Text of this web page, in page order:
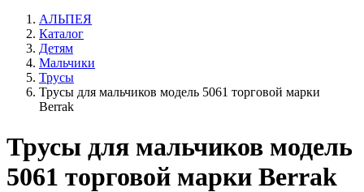
АЛЬПЕЯ
Каталог
Детям
Мальчики
Трусы
Трусы для мальчиков модель 5061 торговой марки
Berrak
Трусы для мальчиков модель
5061 торговой марки Berrak